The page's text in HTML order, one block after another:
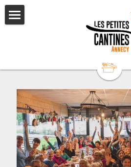
Adhérer / Faire un don
Newsletter
Offre entreprises